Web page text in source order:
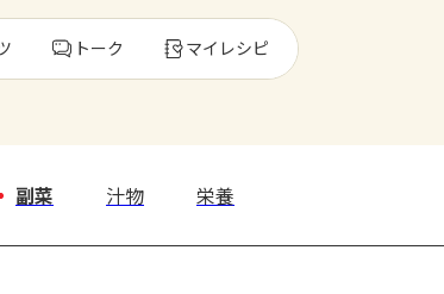
トーク マイレシピ
副菜 汁物 栄養